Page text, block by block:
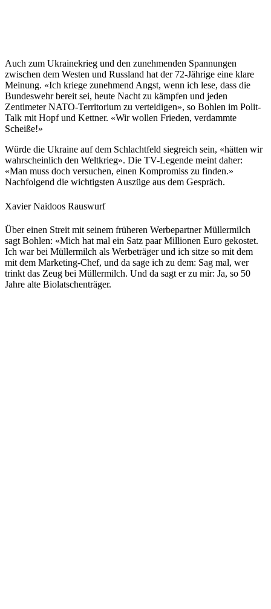
Auch zum Ukrainekrieg und den zunehmenden Spannungen
zwischen dem Westen und Russland hat der 72-Jährige eine klare
Meinung. «Ich kriege zunehmend Angst, wenn ich lese, dass die
Bundeswehr bereit sei, heute Nacht zu kämpfen und jeden
Zentimeter NATO-Territorium zu verteidigen», so Bohlen im Polit-
Talk mit Hopf und Kettner. «Wir wollen Frieden, verdammte
Scheiße!»
Würde die Ukraine auf dem Schlachtfeld siegreich sein, «hätten wir
wahrscheinlich den Weltkrieg». Die TV-Legende meint daher:
«Man muss doch versuchen, einen Kompromiss zu finden.»
Nachfolgend die wichtigsten Auszüge aus dem Gespräch.
Xavier Naidoos Rauswurf
Über einen Streit mit seinem früheren Werbepartner Müllermilch
sagt Bohlen: «Mich hat mal ein Satz paar Millionen Euro gekostet.
Ich war bei Müllermilch als Werbeträger und ich sitze so mit dem
mit dem Marketing-Chef, und da sage ich zu dem: Sag mal, wer
trinkt das Zeug bei Müllermilch. Und da sagt er zu mir: Ja, so 50
Jahre alte Biolatschenträger.